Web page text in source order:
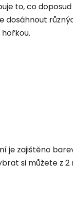
to, co
je zajištěno
si můžete z 2